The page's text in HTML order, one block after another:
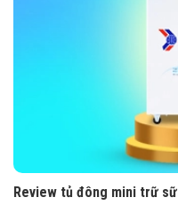
Review tủ đông mini trữ